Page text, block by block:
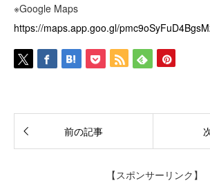
※Google Maps
https://maps.app.goo.gl/
前の記事
【スポンサーリンク】